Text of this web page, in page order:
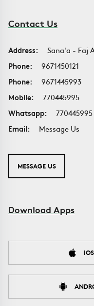
Contact Us
Address:
Sana'a - Faj
Phone:
9671450121
Phone:
9671445993
Mobile:
770445995
Whatsapp:
770445995
Email:
Message Us
MESSAGE US
Download Apps
IOS